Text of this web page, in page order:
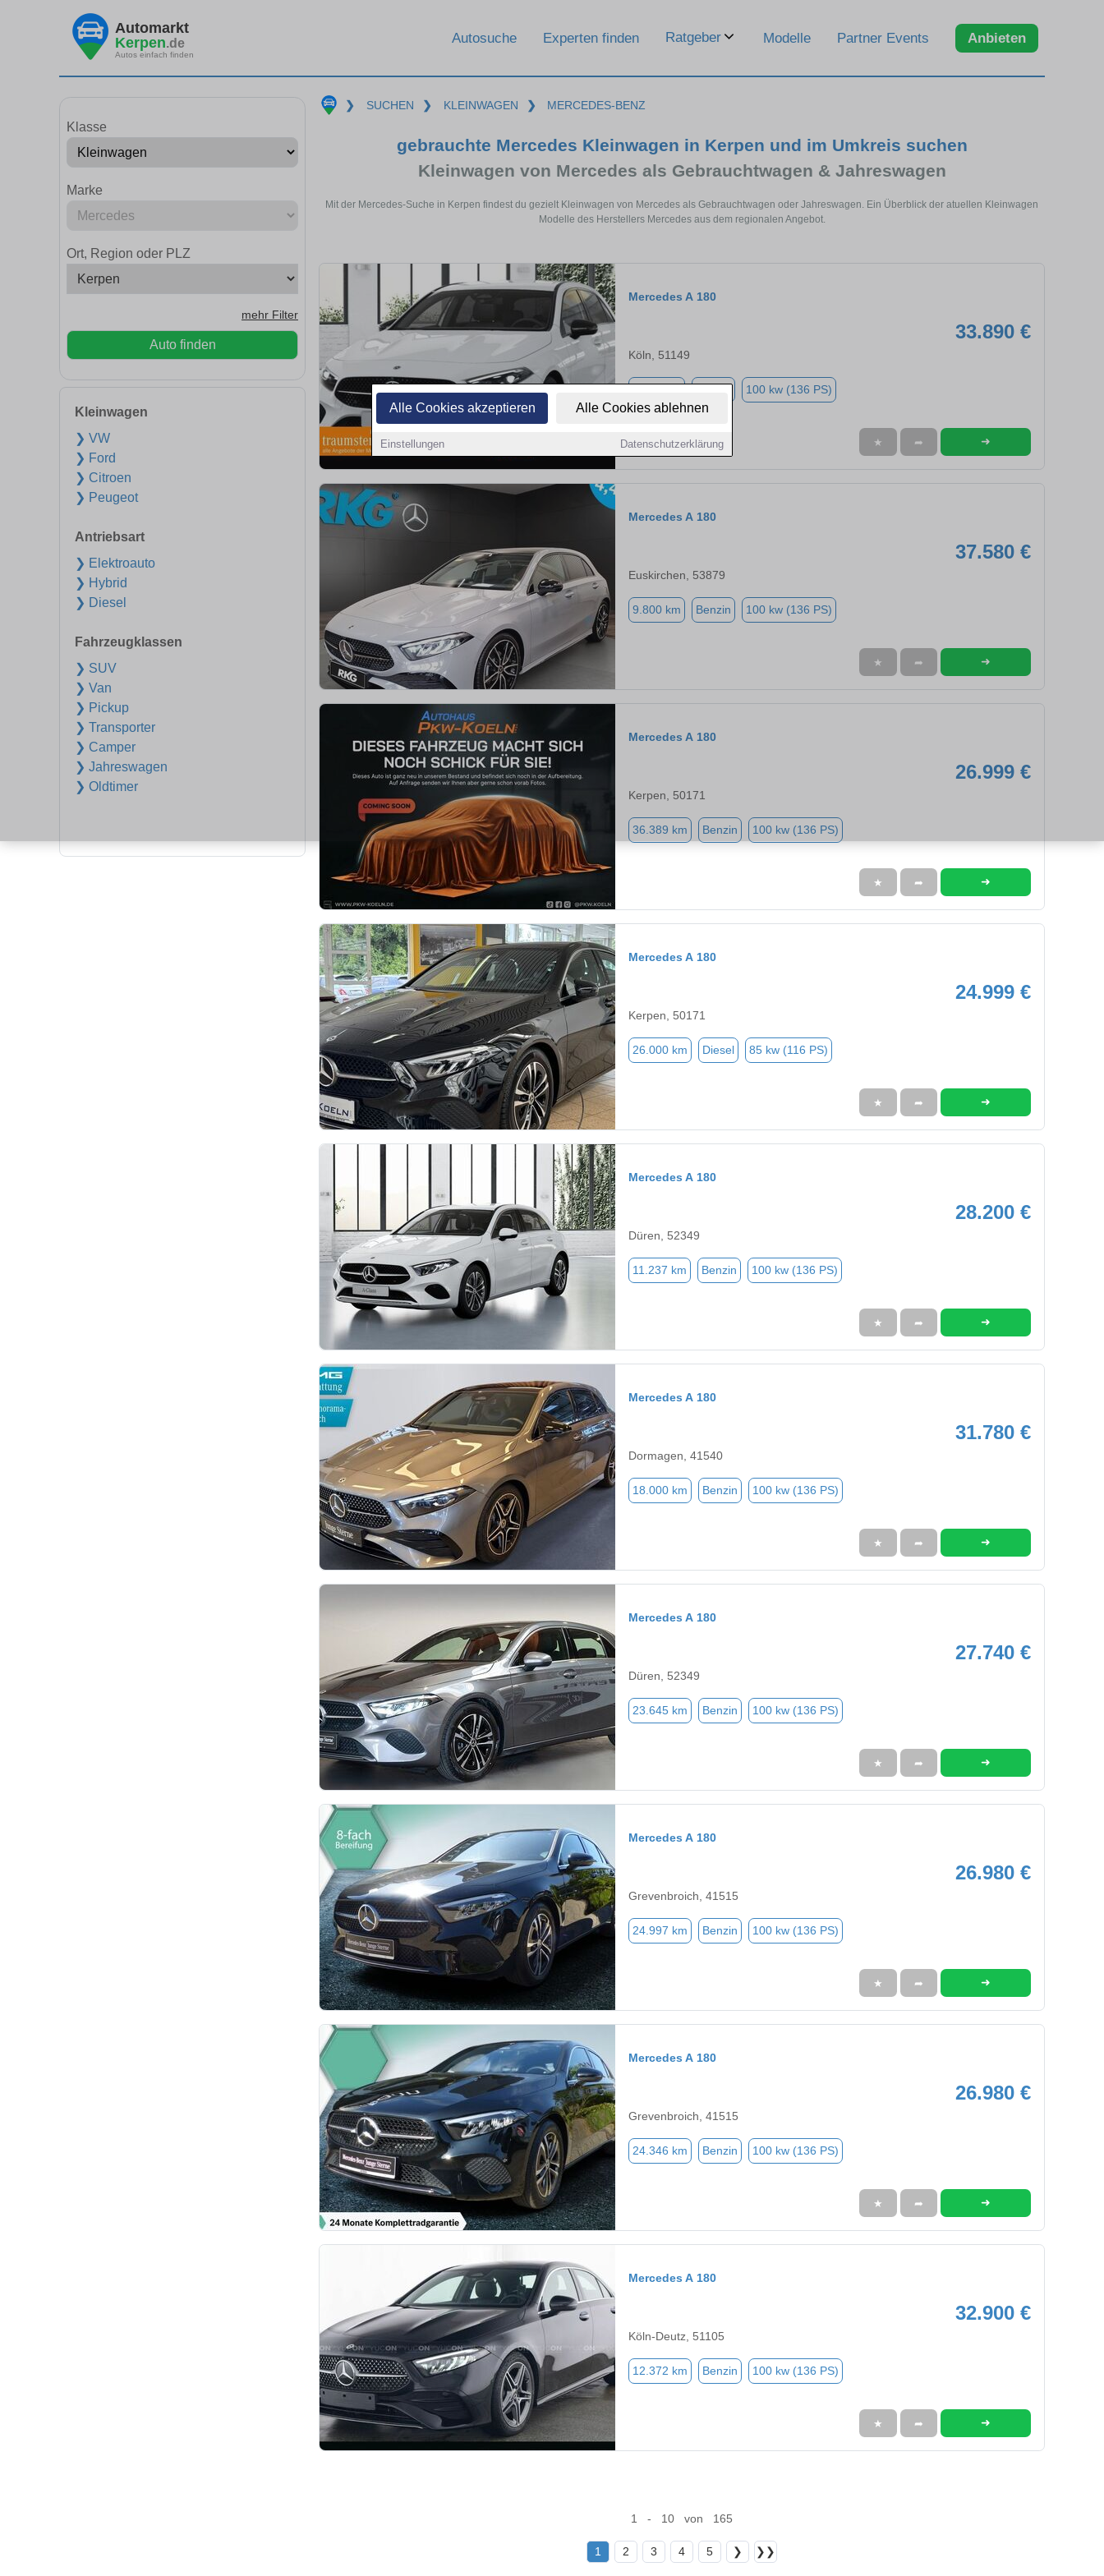
Alle Cookies akzeptieren Alle Cookies ablehnen
Einstellungen Datenschutzerklärung
Automarkt
Kerpen.de
Autos einfach finden
Autosuche Experten finden Ratgeber Modelle Partner Events Anbieten
Klasse
Marke
Ort, Region oder PLZ
mehr Filter
Auto finden
Kleinwagen
❯ VW
❯ Ford
❯ Citroen
❯ Peugeot
Antriebsart
❯ Elektroauto
❯ Hybrid
❯ Diesel
Fahrzeugklassen
❯ SUV
❯ Van
❯ Pickup
❯ Transporter
❯ Camper
❯ Jahreswagen
❯ Oldtimer
❯ SUCHEN ❯ KLEINWAGEN ❯ MERCEDES-BENZ
gebrauchte Mercedes Kleinwagen in Kerpen und im Umkreis suchen
Kleinwagen von Mercedes als Gebrauchtwagen & Jahreswagen
Mit der Mercedes-Suche in Kerpen findest du gezielt Kleinwagen von Mercedes als Gebrauchtwagen oder Jahreswagen. Ein Überblick der atuellen Kleinwagen
Modelle des Herstellers Mercedes aus dem regionalen Angebot.
Mercedes A 180
33.890 €
Köln, 51149
100 kw (136 PS)
★ ➦ ➜
Mercedes A 180
37.580 €
Euskirchen, 53879
9.800 km Benzin 100 kw (136 PS)
★ ➦ ➜
Mercedes A 180
26.999 €
Kerpen, 50171
36.389 km Benzin 100 kw (136 PS)
★ ➦ ➜
Mercedes A 180
24.999 €
Kerpen, 50171
26.000 km Diesel 85 kw (116 PS)
★ ➦ ➜
Mercedes A 180
28.200 €
Düren, 52349
11.237 km Benzin 100 kw (136 PS)
★ ➦ ➜
Mercedes A 180
31.780 €
Dormagen, 41540
18.000 km Benzin 100 kw (136 PS)
★ ➦ ➜
Mercedes A 180
27.740 €
Düren, 52349
23.645 km Benzin 100 kw (136 PS)
★ ➦ ➜
Mercedes A 180
26.980 €
Grevenbroich, 41515
24.997 km Benzin 100 kw (136 PS)
★ ➦ ➜
Mercedes A 180
26.980 €
Grevenbroich, 41515
24.346 km Benzin 100 kw (136 PS)
★ ➦ ➜
Mercedes A 180
32.900 €
Köln-Deutz, 51105
12.372 km Benzin 100 kw (136 PS)
★ ➦ ➜
1 - 10 von 165
1 2 3 4 5 ❯ ❯❯